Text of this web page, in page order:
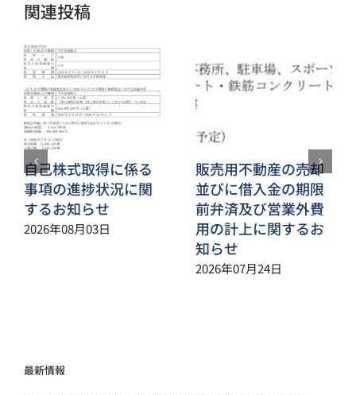
関連投稿
自己株式取得に係る
事項の進捗状況に関
するお知らせ
2026年08月03日
販売用不動産の売却
並びに借入金の期限
前弁済及び営業外費
用の計上に関するお
知らせ
2026年07月24日
最新情報